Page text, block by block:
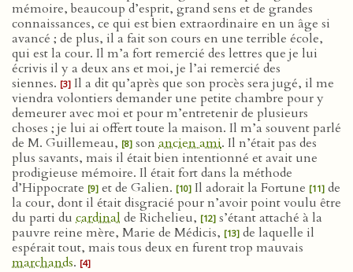
mémoire, beaucoup d’esprit, grand sens et de grandes
connaissances, ce qui est bien extraordinaire en un âge si
avancé ; de plus, il a fait son cours en une terrible école,
qui est la cour. Il m’a fort remercié des lettres que je lui
écrivis il y a deux ans et moi, je l’ai remercié des
siennes. [3] Il a dit qu’après que son procès sera jugé, il me
viendra volontiers demander une petite chambre pour y
demeurer avec moi et pour m’entretenir de plusieurs
choses ; je lui ai offert toute la maison. Il m’a souvent parlé
de M. Guillemeau, [8] son ancien ami. Il n’était pas des
plus savants, mais il était bien intentionné et avait une
prodigieuse mémoire. Il était fort dans la méthode
d’Hippocrate [9] et de Galien. [10] Il adorait la Fortune [11] de
la cour, dont il était disgracié pour n’avoir point voulu être
du parti du cardinal de Richelieu, [12] s’étant attaché à la
pauvre reine mère, Marie de Médicis, [13] de laquelle il
espérait tout, mais tous deux en furent trop mauvais
marchands. [4]